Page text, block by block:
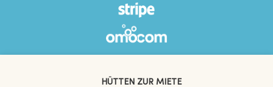
HÜTTEN ZUR MIETE